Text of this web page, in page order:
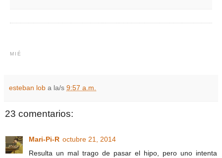
MIÉ
esteban lob a la/s 9:57 a.m.
23 comentarios:
Mari-Pi-R octubre 21, 2014
Resulta un mal trago de pasar el hipo, pero uno intenta